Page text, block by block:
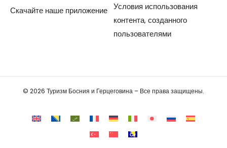
Скачайте наше приложение Условия использования
контента, созданного
пользователями
© 2026 Туризм Босния и Герцеговина – Все права защищены.